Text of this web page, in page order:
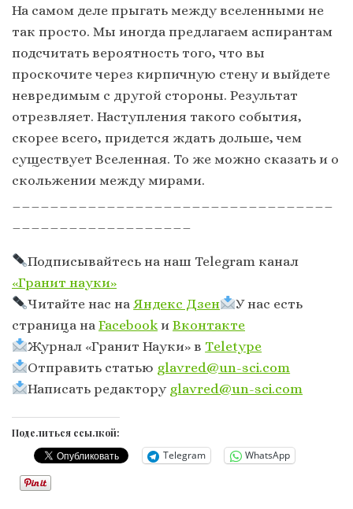
На самом деле прыгать между вселенными не
так просто. Мы иногда предлагаем аспирантам
подсчитать вероятность того, что вы
проскочите через кирпичную стену и выйдете
невредимым с другой стороны. Результат
отрезвляет. Наступления такого события,
скорее всего, придется ждать дольше, чем
существует Вселенная. То же можно сказать и о
скольжении между мирами.
Подписывайтесь на наш Telegram канал
«Гранит науки»
Читайте нас наЯндекс Дзен
У нас есть
страница на Facebook и Вконтакте
Журнал «Гранит Науки» в Тeletype
Отправить статью glavred@un-sci.com
Написать редактору glavred@un-sci.com
Поделиться ссылкой:
Telegram WhatsApp